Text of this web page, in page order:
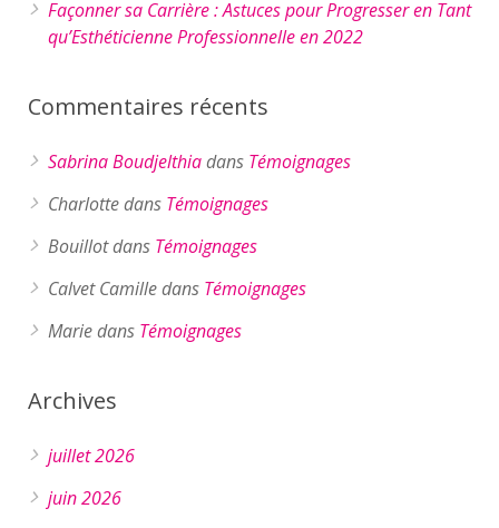
Façonner sa Carrière : Astuces pour Progresser en Tant
qu’Esthéticienne Professionnelle en 2022
Commentaires récents
Sabrina Boudjelthiadans Témoignages
Charlottedans Témoignages
Bouillotdans Témoignages
Calvet Camilledans Témoignages
Mariedans Témoignages
Archives
juillet 2026
juin 2026